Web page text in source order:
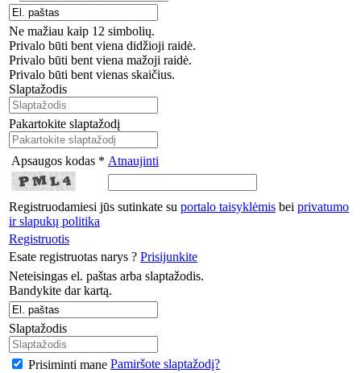
Ne mažiau kaip 12 simbolių.
Privalo būti bent viena didžioji raidė.
Privalo būti bent viena mažoji raidė.
Privalo būti bent vienas skaičius.
Slaptažodis
Pakartokite slaptažodį
Apsaugos kodas * Atnaujinti
Registruodamiesi jūs sutinkate su portalo taisyklėmis bei privatumo
ir slapukų politika
Registruotis
Esate registruotas narys ? Prisijunkite
Neteisingas el. paštas arba slaptažodis.
Bandykite dar kartą.
Slaptažodis
Prisiminti mane Pamiršote slaptažodį?